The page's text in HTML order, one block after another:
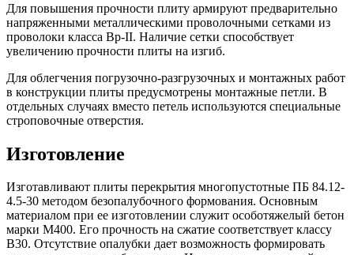
Для повышения прочности плиту армируют предварительно
напряженными металлическими проволочными сетками из
проволоки класса Вр-II. Наличие сетки способствует
увеличению прочности плиты на изгиб.
Для облегчения погрузочно-разгрузочных и монтажных работ
в конструкции плиты предусмотрены монтажные петли. В
отдельных случаях вместо петель используются специальные
строповочные отверстия.
Изготовление
Изготавливают плиты перекрытия многопустотные ПБ 84.12-
4.5-30 методом безопалубочного формования. Основным
материалом при ее изготовлении служит особотяжелый бетон
марки М400. Его прочность на сжатие соответствует классу
В30. Отсутствие опалубки дает возможность формировать